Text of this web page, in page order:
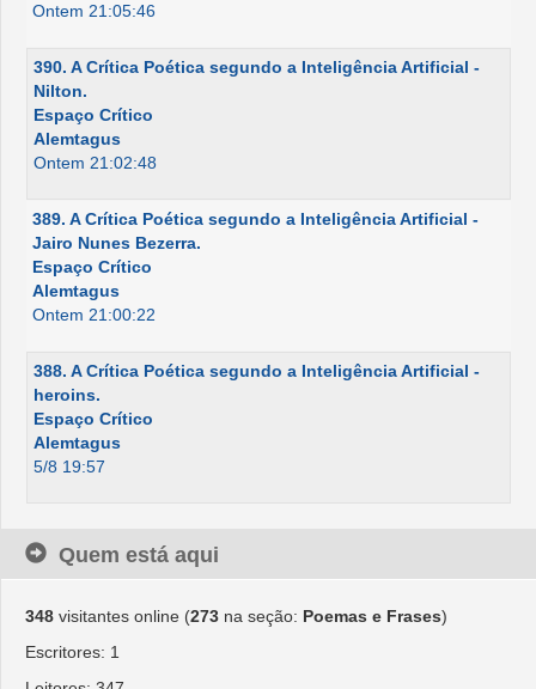
Ontem 21:05:46
390. A Crítica Poética segundo a Inteligência Artificial -
Nilton.
Espaço Crítico
Alemtagus
Ontem 21:02:48
389. A Crítica Poética segundo a Inteligência Artificial -
Jairo Nunes Bezerra.
Espaço Crítico
Alemtagus
Ontem 21:00:22
388. A Crítica Poética segundo a Inteligência Artificial -
heroins.
Espaço Crítico
Alemtagus
5/8 19:57
Quem está aqui
348 visitantes online (273 na seção: Poemas e Frases)
Escritores: 1